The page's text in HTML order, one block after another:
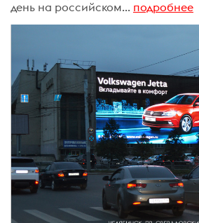
день на российском... подробнее